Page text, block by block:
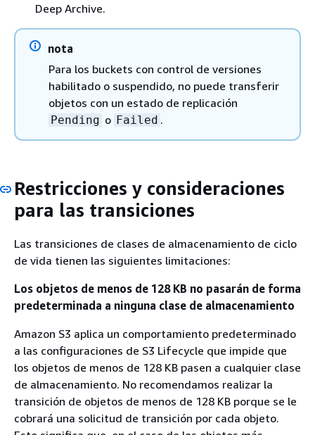
Deep Archive.
nota
Para los buckets con control de versiones
habilitado o suspendido, no puede transferir
objetos con un estado de replicación
Pending o Failed .
Restricciones y consideraciones
para las transiciones
Las transiciones de clases de almacenamiento de ciclo
de vida tienen las siguientes limitaciones:
Los objetos de menos de 128 KB no pasarán de forma
predeterminada a ninguna clase de almacenamiento
Amazon S3 aplica un comportamiento predeterminado
a las configuraciones de S3 Lifecycle que impide que
los objetos de menos de 128 KB pasen a cualquier clase
de almacenamiento. No recomendamos realizar la
transición de objetos de menos de 128 KB porque se le
cobrará una solicitud de transición por cada objeto.